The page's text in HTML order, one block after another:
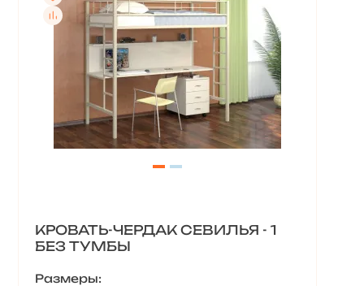
КРОВАТЬ-ЧЕРДАК СЕВИЛЬЯ - 1
БЕЗ ТУМБЫ
Размеры: